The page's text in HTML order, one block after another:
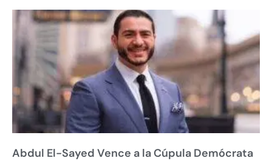
Abdul El-Sayed Vence a la Cúpula Demócrata